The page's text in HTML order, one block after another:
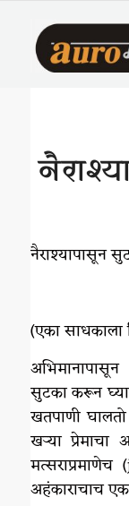
नैराश्यापासून
(एका साधकाला
सुटका करून
खतपाणी
खऱ्या
अहंकाराचाच